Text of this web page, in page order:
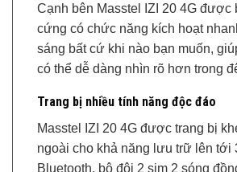
Cạnh bên Masstel IZI 20 4G được
cứng có chức năng kích hoạt
sáng bất cứ khi nào bạn muốn,
có thể dễ dàng nhìn rõ hơn trong
Trang bị nhiều tính năng độc đáo
Masstel IZI 20 4G được trang bị
ngoài cho khả năng lưu trữ lên tới
Bluetooth, bộ đôi 2 sim 2 sóng